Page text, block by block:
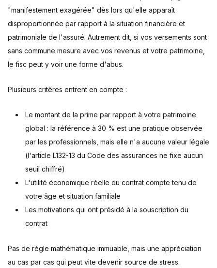
"manifestement exagérée" dès lors qu'elle apparaît
disproportionnée par rapport à la situation financière et
patrimoniale de l'assuré. Autrement dit, si vos versements sont
sans commune mesure avec vos revenus et votre patrimoine,
le fisc peut y voir une forme d'abus.
Plusieurs critères entrent en compte :
Le montant de la prime par rapport à votre patrimoine
global : la référence à 30 % est une pratique observée
par les professionnels, mais elle n'a aucune valeur légale
(l'article L132-13 du Code des assurances ne fixe aucun
seuil chiffré)
L'utilité économique réelle du contrat compte tenu de
votre âge et situation familiale
Les motivations qui ont présidé à la souscription du
contrat
Pas de règle mathématique immuable, mais une appréciation
au cas par cas qui peut vite devenir source de stress.